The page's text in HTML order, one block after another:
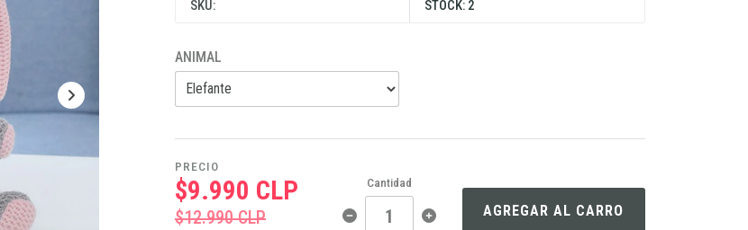
SKU: STOCK: 2
ANIMAL
PRECIO
$9.990 CLP
$12.990 CLP
Cantidad
AGREGAR AL CARRO